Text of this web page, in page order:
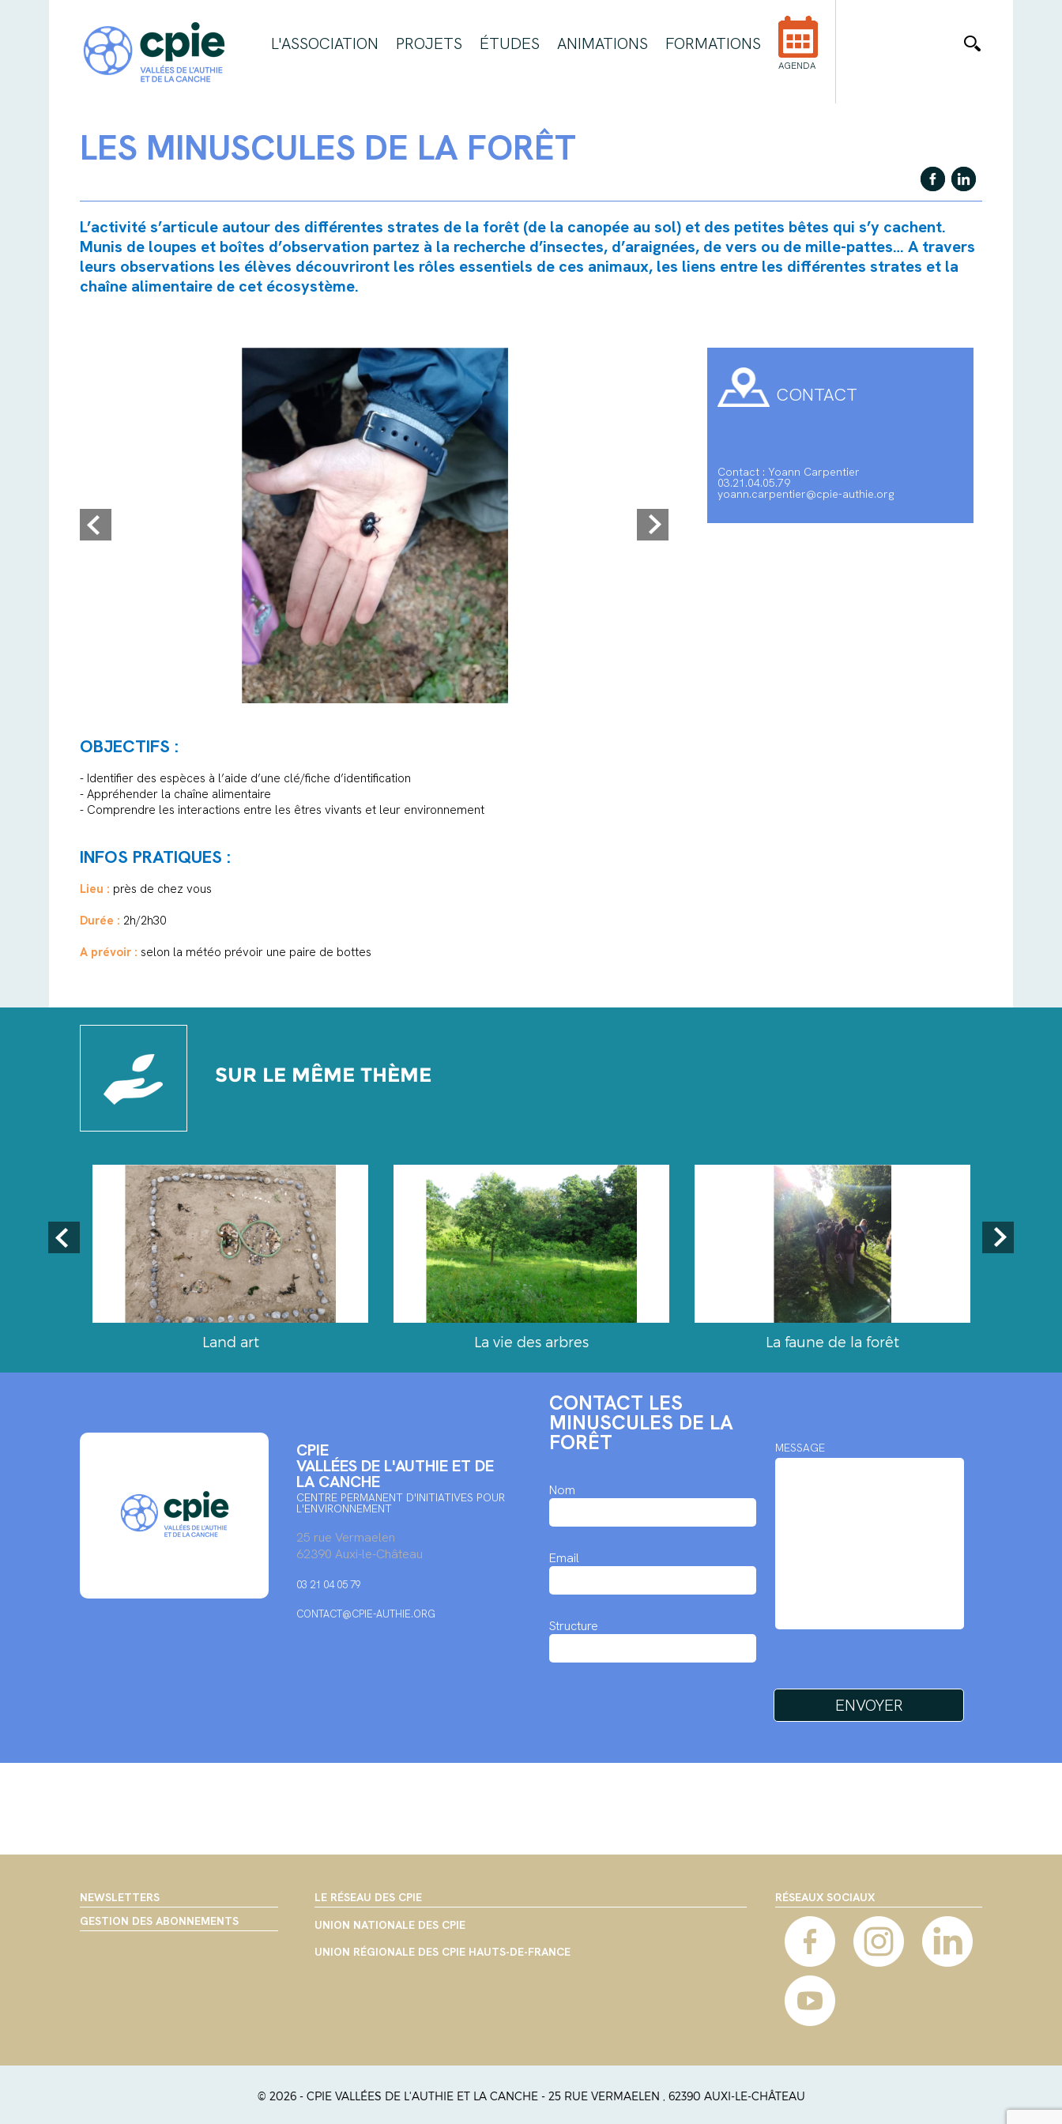
L'ASSOCIATION PROJETS ÉTUDES ANIMATIONS FORMATIONS
AGENDA
LES MINUSCULES DE LA FORÊT
L’activité s’articule autour des différentes strates de la forêt (de la canopée au sol) et des petites bêtes qui s’y cachent.
Munis de loupes et boîtes d’observation partez à la recherche d’insectes, d’araignées, de vers ou de mille-pattes… A travers
leurs observations les élèves découvriront les rôles essentiels de ces animaux, les liens entre les différentes strates et la
chaîne alimentaire de cet écosystème.
CONTACT
Contact : Yoann Carpentier
03.21.04.05.79
yoann.carpentier@cpie-authie.org
OBJECTIFS :
- Identifier des espèces à l’aide d’une clé/fiche d’identification
- Appréhender la chaîne alimentaire
- Comprendre les interactions entre les êtres vivants et leur environnement
INFOS PRATIQUES :
Lieu : près de chez vous
Durée : 2h/2h30
A prévoir :selon la météo prévoir une paire de bottes
SUR LE MÊME THÈME
Land art La vie des arbres La faune de la forêt
CPIE
VALLÉES DE L'AUTHIE ET DE
LA CANCHE
CENTRE PERMANENT D'INITIATIVES POUR
L'ENVIRONNEMENT
25 rue Vermaelen
62390 Auxi-le-Château
03 21 04 05 79
CONTACT@CPIE-AUTHIE.ORG
CONTACT LES
MINUSCULES DE LA
FORÊT
Nom
Email
Structure
MESSAGE
NEWSLETTERS
GESTION DES ABONNEMENTS
LE RÉSEAU DES CPIE
UNION NATIONALE DES CPIE
UNION RÉGIONALE DES CPIE HAUTS-DE-FRANCE
RÉSEAUX SOCIAUX
© 2026 - CPIE VALLÉES DE L'AUTHIE ET LA CANCHE - 25 RUE VERMAELEN , 62390 AUXI-LE-CHÂTEAU